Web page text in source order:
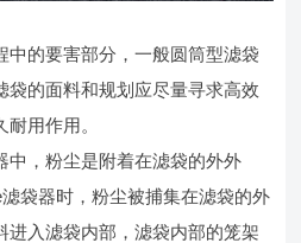
中的要害部分，一般圆筒型滤袋
袋的面料和规划应尽量寻求高效
用作用。
中，粉尘是附着在滤袋的外外
袋器时，粉尘被捕集在滤袋的外
进入滤袋内部，滤袋内部的笼架